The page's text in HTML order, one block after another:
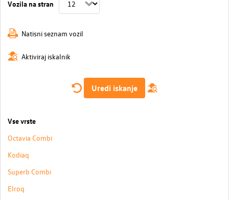
Vozila na stran
Natisni seznam vozil
Aktiviraj iskalnik
Uredi iskanje
Vse vrste
Octavia Combi
Kodiaq
Superb Combi
Elroq